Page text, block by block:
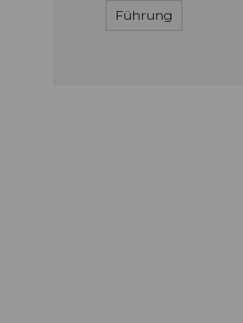
Führung